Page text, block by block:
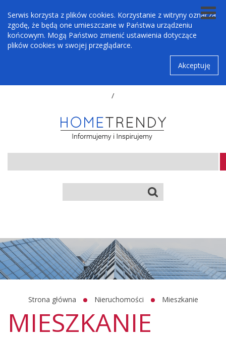
Serwis korzysta z plików cookies. Korzystanie z witryny oznacza
zgodę, że będą one umieszczane w Państwa urządzeniu
końcowym. Mogą Państwo zmienić ustawienia dotyczące
plików cookies w swojej przeglądarce.
Akceptuję
/
Strona główna Nieruchomości Mieszkanie
MIESZKANIE